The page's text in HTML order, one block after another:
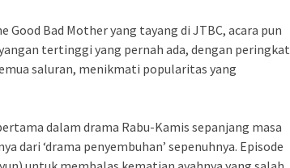
Good Bad Mother yang tayang di JTBC, acara pun
tertinggi yang pernah ada, dengan peringkat
saluran, menikmati popularitas yang
dalam drama Rabu-Kamis sepanjang masa
dari ‘drama penyembuhan’ sepenuhnya. Episode